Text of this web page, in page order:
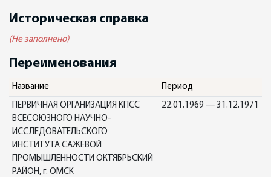
Историческая справка
(Не заполнено)
Переименования
Название Период
ПЕРВИЧНАЯ ОРГАНИЗАЦИЯ КПСС
ВСЕСОЮЗНОГО НАУЧНО-
ИССЛЕДОВАТЕЛЬСКОГО
ИНСТИТУТА САЖЕВОЙ
ПРОМЫШЛЕННОСТИ ОКТЯБРЬСКИЙ
РАЙОН, г. ОМСК
22.01.1969 — 31.12.1971